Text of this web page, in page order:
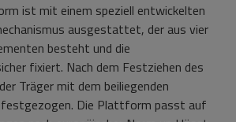
ist mit einem speziell entwickelten
ausgestattet, der aus vier
besteht und die
fixiert. Nach dem Festziehen des
Träger mit dem beiliegenden
festgezogen. Die Plattform passt auf